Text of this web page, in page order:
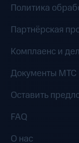
Политика
Партнёрская
Комплаенс и
Документы
Оставить
FAQ
О нас